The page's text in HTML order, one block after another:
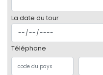
La date du tour
Téléphone